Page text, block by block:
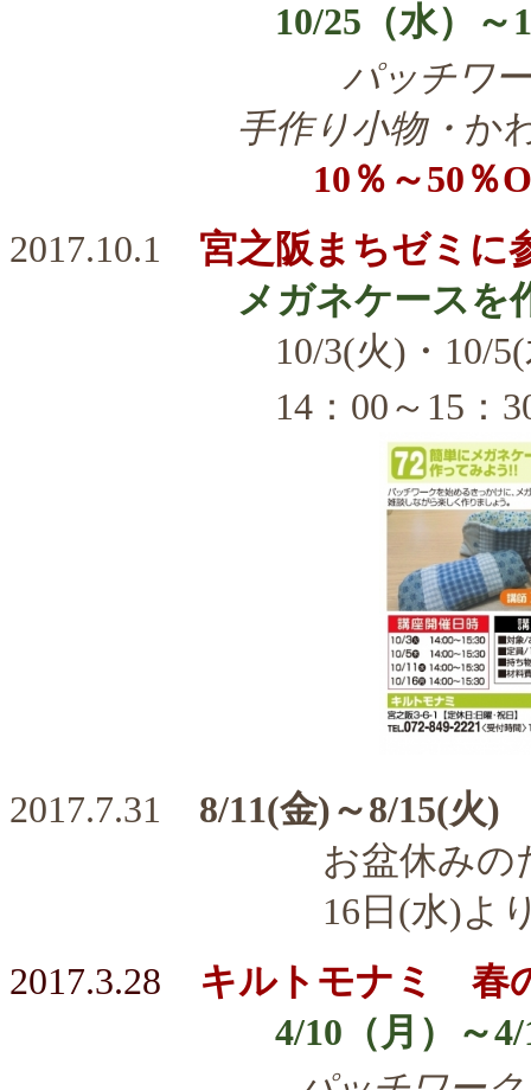
10/25（水）～10/
パッチワ
手作り小物・ か
10％～50％
2017.10.1 宮之阪まちゼミに
メガネケースを
10/3(火)・10/5(木)・
14：00～15：
2017.7.31 8/11(金)～8/15(火)
お盆休みのた
16日(水)より通常
2017.3.28 キルトモナミ 春
4/10（月）～4/13